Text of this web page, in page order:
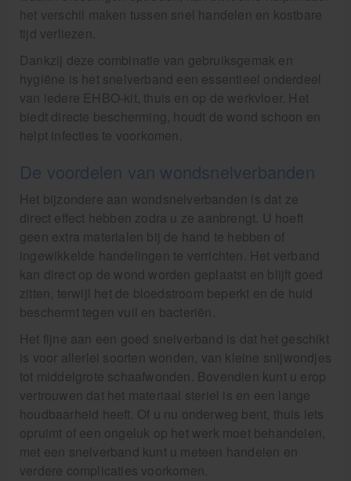
het verschil maken tussen snel handelen en kostbare
tijd verliezen.
Dankzij deze combinatie van gebruiksgemak en
hygiëne is het snelverband een essentieel onderdeel
van iedere EHBO-kit, thuis en op de werkvloer. Het
biedt directe bescherming, houdt de wond schoon en
helpt infecties te voorkomen.
De voordelen van wondsnelverbanden
Het bijzondere aan wondsnelverbanden is dat ze
direct effect hebben zodra u ze aanbrengt. U hoeft
geen extra materialen bij de hand te hebben of
ingewikkelde handelingen te verrichten. Het verband
kan direct op de wond worden geplaatst en blijft goed
zitten, terwijl het de bloedstroom beperkt en de huid
beschermt tegen vuil en bacteriën.
Het fijne aan een goed snelverband is dat het geschikt
is voor allerlei soorten wonden, van kleine snijwondjes
tot middelgrote schaafwonden. Bovendien kunt u erop
vertrouwen dat het materiaal steriel is en een lange
houdbaarheid heeft. Of u nu onderweg bent, thuis iets
opruimt of een ongeluk op het werk moet behandelen,
met een snelverband kunt u meteen handelen en
verdere complicaties voorkomen.